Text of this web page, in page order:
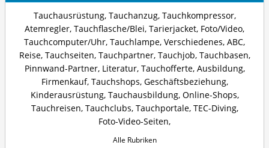
Tauchausrüstung, Tauchanzug, Tauchkompressor,
Atemregler, Tauchflasche/Blei, Tarierjacket, Foto/Video,
Tauchcomputer/Uhr, Tauchlampe, Verschiedenes, ABC,
Reise, Tauchseiten, Tauchpartner, Tauchjob, Tauchbasen,
Pinnwand-Partner, Literatur, Tauchofferte, Ausbildung,
Firmenkauf, Tauchshops, Geschäftsbeziehung,
Kinderausrüstung, Tauchausbildung, Online-Shops,
Tauchreisen, Tauchclubs, Tauchportale, TEC-Diving,
Foto-Video-Seiten,
Alle Rubriken